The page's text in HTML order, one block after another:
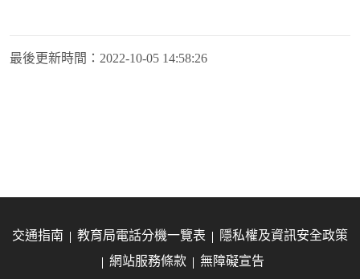
最後更新時間： 2022-10-05 14:58:26
交通指南 教育局電話分機一覽表
隱私權及資訊安全政策
網站服務條款
無障礙宣告